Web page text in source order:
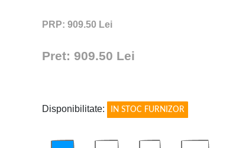
PRP: 909.50 Lei
Pret: 909.50 Lei
Disponibilitate: IN STOC FURNIZOR